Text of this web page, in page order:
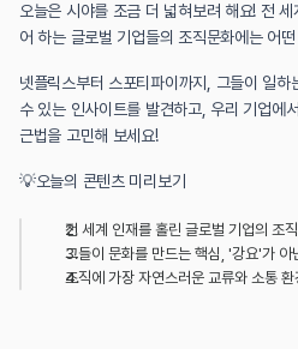
오늘은 시야를 조금 더 넓혀보려 해요! 전
어 하는 글로벌 기업들의 조직문화에는 어
넷플릭스부터 스포티파이까지, 그들이 일
수 있는 인사이트를 발견하고, 우리 기업에
근법을 고민해 보세요!
💡오늘의 콘텐츠 미리보기
전 세계 인재를 홀린 글로벌 기업의 조
그들이 문화를 만드는 핵심, '강요'가
조직에 가장 자연스러운 교류와 소통